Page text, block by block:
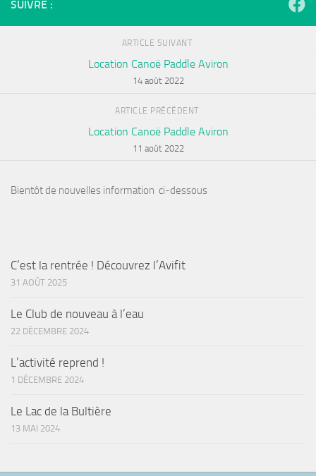
SUIVRE :
ARTICLE SUIVANT
Location Canoë Paddle Aviron
14 août 2022
ARTICLE PRÉCÉDENT
Location Canoë Paddle Aviron
11 août 2022
Bientôt de nouvelles information ci-dessous
C’est la rentrée ! Découvrez l’Avifit
31 AOÛT 2025
Le Club de nouveau à l’eau
22 DÉCEMBRE 2024
L’activité reprend !
1 DÉCEMBRE 2024
Le Lac de la Bultière
13 MAI 2024